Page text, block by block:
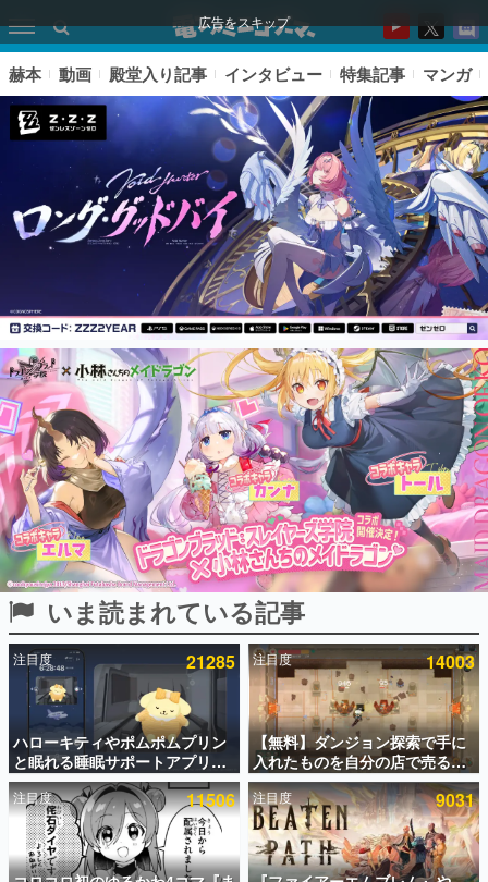
広告をスキップ
ピックアップ
電ファミのいま読まれている記事ランキング
アプリセール情報
インタビュー
連載・特集一覧
殿堂入り記事
SNS拡散数が数千以上！ ページビュー数万以上！ などな
ど。多くの人々に読まれた、電ファミ渾身の“殿堂入り”記
事をまとめました。
ゲームの企画書
名作ゲームクリエイターの方々に製作時のエピソードをお
聞きし、ヒットする企画（ゲーム）とは何か？を探ってい
きます。
赫本
この物語を解いてはいけない。『赫本』は、〈試験問題〉
の形をした短編ホラー小説集です。
新世代に訊く
赫本 動画 殿堂入り記事 インタビュー 特集記事 マンガ
いま読まれている記事
注目度 21285
ハローキティやポムポムプリン
と眠れる睡眠サポートアプリ
『ゆめたび』が配信中。キャラ
ごとのASMRや目覚ましアラー
ムも搭載
注目度 14003
【無料】ダンジョン探索で手に
入れたものを自分の店で売るゲ
ーム『Moonlighter』がSteam
にて無料配布中！続編
『Moonlighter 2』の9月2日正
式リリースを記念したキャンペ
ーン
注目度 11506 注目度 9031